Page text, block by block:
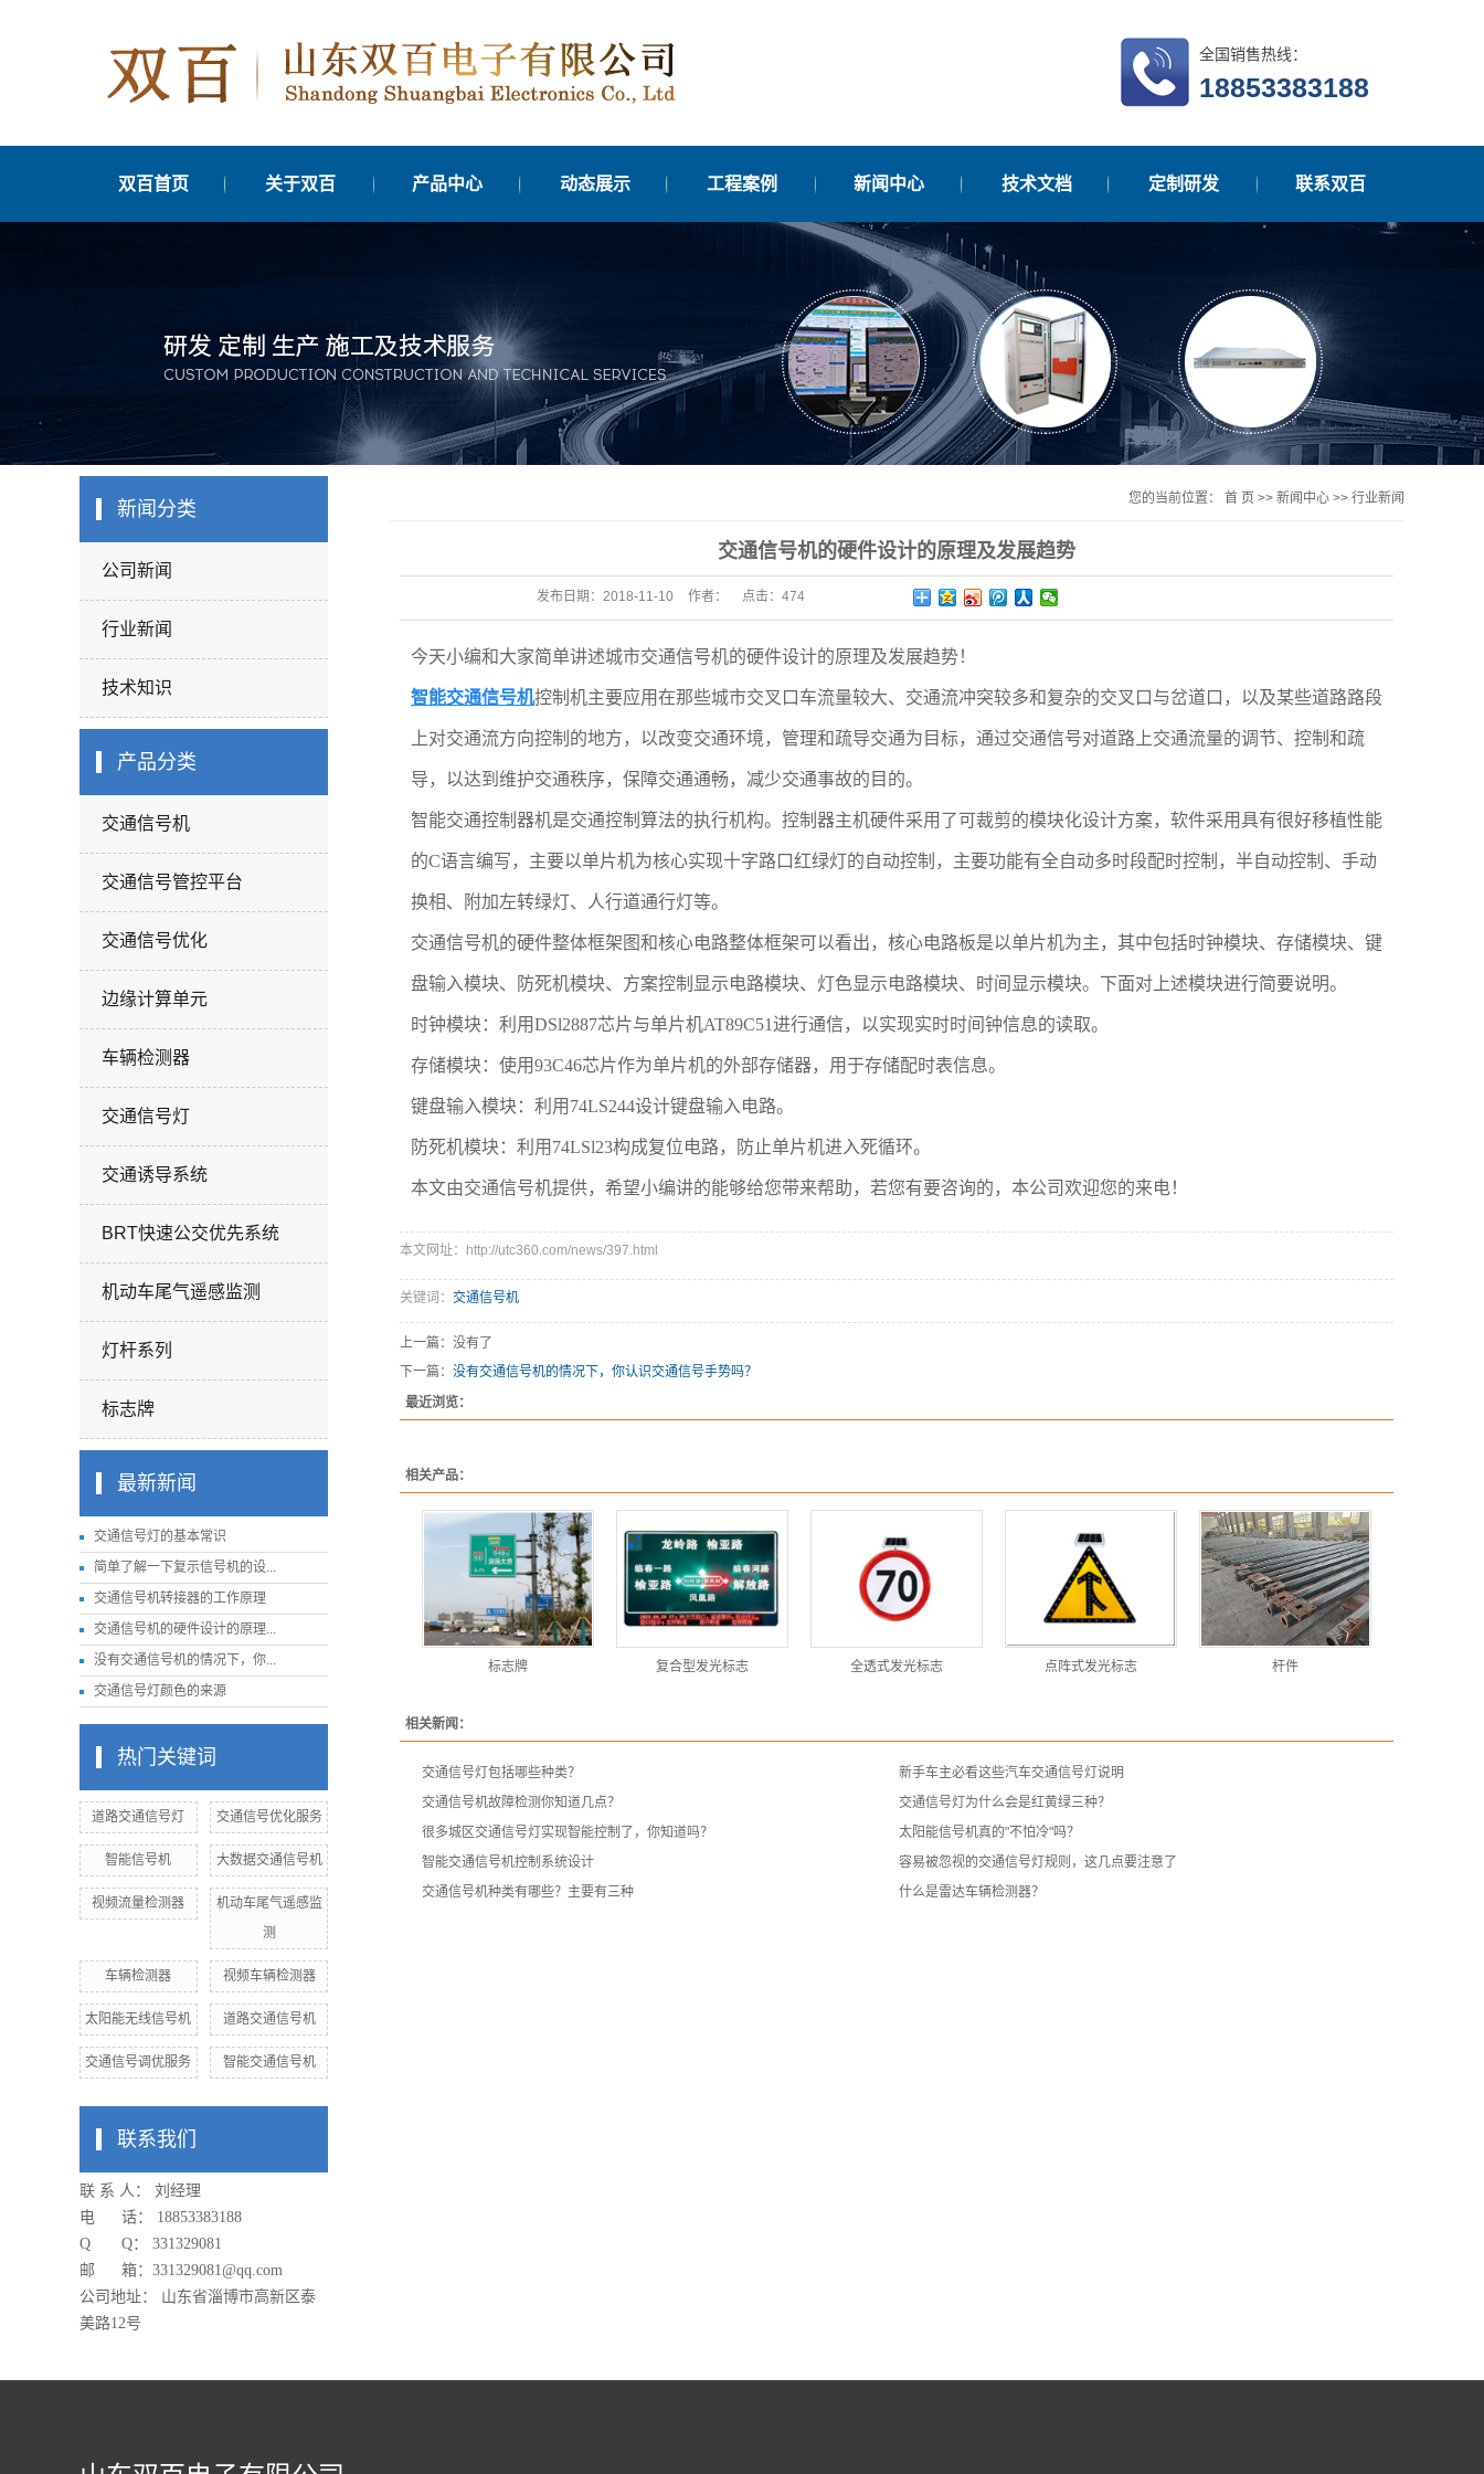
全国销售热线：
18853383188
双百首页 关于双百
联系我们
营业执照公示
产品中心
交通信号优化
边缘计算单元
交通信号灯
统
机动车尾气遥感监测
灯杆系列
标志牌
动态展示 工程案例 新闻中心 技术文档 定制研发 联系双百
新闻分类
公司新闻
行业新闻
技术知识
产品分类
交通信号机
交通信号管控平台
交通信号优化
边缘计算单元
车辆检测器
交通信号灯
交通诱导系统
BRT快速公交优先系统
机动车尾气遥感监测
灯杆系列
标志牌
最新新闻
交通信号灯的基本常识
简单了解一下复示信号机的设...
交通信号机转接器的工作原理
交通信号机的硬件设计的原理...
没有交通信号机的情况下，你...
交通信号灯颜色的来源
热门关键词
道路交通信号灯 交通信号优化服务
智能信号机 大数据交通信号机
视频流量检测器
机动车尾气遥感监
测
车辆检测器 视频车辆检测器
太阳能无线信号机 道路交通信号机
交通信号调优服务 智能交通信号机
联系我们
联 系 人： 刘经理
电 话： 18853383188
Q Q： 331329081
邮 箱： 331329081@qq.com
公司地址： 山东省淄博市高新区泰
美路12号
您的当前位置： 首 页 >> 新闻中心 >> 行业新闻
交通信号机的硬件设计的原理及发展趋势
发布日期： 2018-11-10 作者： 点击： 474
今天小编和大家简单讲述城市交通信号机的硬件设计的原理及发展趋势！
智能交通信号机控制机主要应用在那些城市交叉口车流量较大、交通流冲突较多和复杂的交叉口与岔道口，以及某些道路路段
上对交通流方向控制的地方，以改变交通环境，管理和疏导交通为目标，通过交通信号对道路上交通流量的调节、控制和疏
导，以达到维护交通秩序，保障交通通畅，减少交通事故的目的。
智能交通控制器机是交通控制算法的执行机构。控制器主机硬件采用了可裁剪的模块化设计方案，软件采用具有很好移植性能
的C语言编写，主要以单片机为核心实现十字路口红绿灯的自动控制，主要功能有全自动多时段配时控制，半自动控制、手动
换相、附加左转绿灯、人行道通行灯等。
交通信号机的硬件整体框架图和核心电路整体框架可以看出，核心电路板是以单片机为主，其中包括时钟模块、存储模块、键
盘输入模块、防死机模块、方案控制显示电路模块、灯色显示电路模块、时间显示模块。下面对上述模块进行简要说明。
时钟模块：利用DSl2887芯片与单片机AT89C51进行通信，以实现实时时间钟信息的读取。
存储模块：使用93C46芯片作为单片机的外部存储器，用于存储配时表信息。
键盘输入模块：利用74LS244设计键盘输入电路。
防死机模块：利用74LSl23构成复位电路，防止单片机进入死循环。
本文由交通信号机提供，希望小编讲的能够给您带来帮助，若您有要咨询的，本公司欢迎您的来电！
本文网址：http://utc360.com/news/397.html
关键词： 交通信号机
上一篇：没有了
下一篇： 没有交通信号机的情况下，你认识交通信号手势吗？
最近浏览：
相关产品：
标志牌 复合型发光标志 全透式发光标志 点阵式发光标志 杆件
相关新闻：
交通信号灯包括哪些种类？
新手车主必看这些汽车交通信号灯说明
交通信号机故障检测你知道几点？
交通信号灯为什么会是红黄绿三种？
很多城区交通信号灯实现智能控制了，你知道吗？
太阳能信号机真的"不怕冷"吗？
智能交通信号机控制系统设计
容易被忽视的交通信号灯规则，这几点要注意了
交通信号机种类有哪些？主要有三种
什么是雷达车辆检测器？